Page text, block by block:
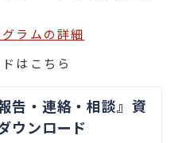
ラムの詳細
はこちら
報告・連絡・相談』資
ウンロード